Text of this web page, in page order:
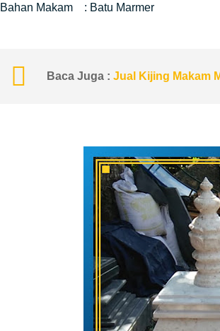
Bahan Makam : Batu Marmer
Baca Juga : Jual Kijing Makam